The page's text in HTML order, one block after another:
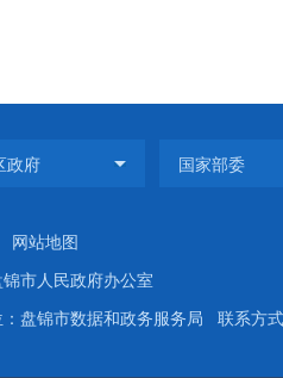
网站地图
锦市人民政府办公室
盘锦市数据和政务服务局 联系方